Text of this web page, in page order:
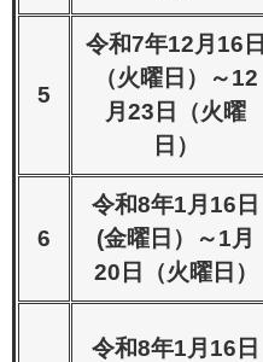
5
令和7年12月16日
（火曜日）～12
月23日（火曜
日）
6
令和8年1月16日
(金曜日）～1月
20日（火曜日）
令和8年1月16日